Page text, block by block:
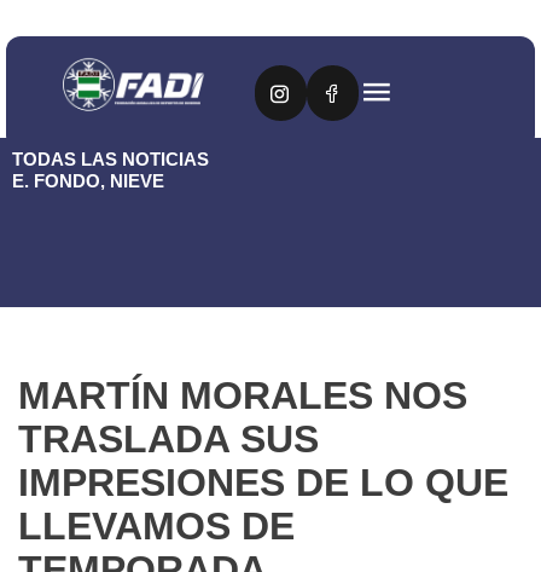
TODAS LAS NOTICIAS
E. FONDO, NIEVE
MARTÍN MORALES NOS
TRASLADA SUS
IMPRESIONES DE LO QUE
LLEVAMOS DE